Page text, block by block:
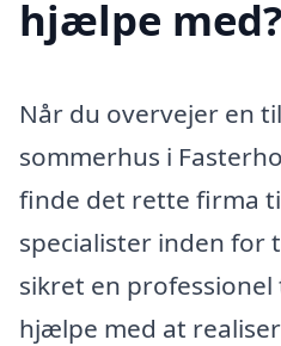
hjælpe med?
Når du overvejer en
sommerhus i
finde det rette firma
specialister inden for
sikret en
hjælpe med at